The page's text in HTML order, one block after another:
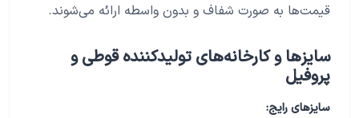
قیمت‌ها به صورت شفاف و بدون واسطه ارائه می‌شوند.
سایزها و کارخانه‌های تولیدکننده قوطی و
پروفیل
سایزهای رایج: